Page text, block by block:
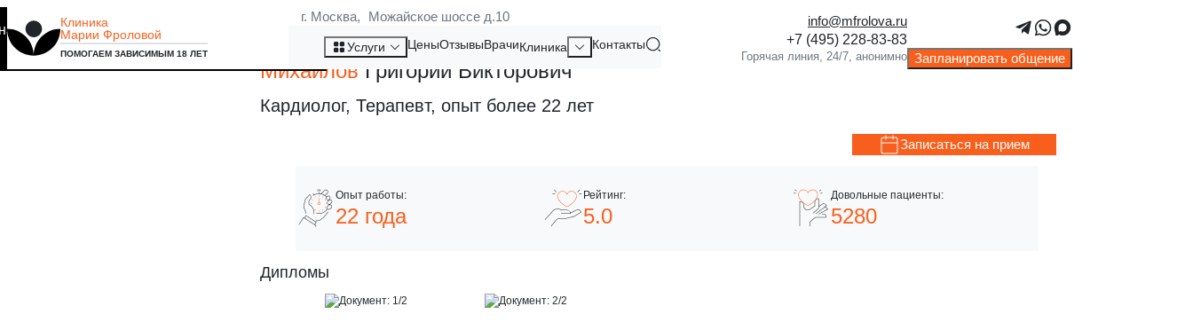
Клиника
Марии Фроловой
ПОМОГАЕМ ЗАВИСИМЫМ 18 ЛЕТ
г. Москва, Можайское шоссе д.10
Услуги ЦеныОтзывыВрачиКлиника Контакты
info@mfrolova.ru
Запланировать общение
Михайлов Григорий Викторович
Кардиолог, Терапевт, опыт более 22 лет
Записаться на прием
22 года 5.0 5280
то, что мы используем